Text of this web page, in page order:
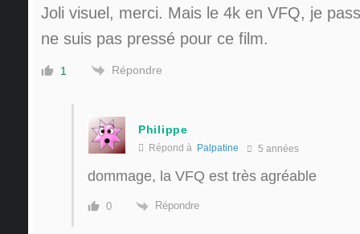
Joli visuel, merci. Mais le 4k en VFQ, je
ne suis pas pressé pour ce film.
1 Répondre
Philippe
Répond à Palpatine 5 années
dommage, la VFQ est très agréable
0 Répondre